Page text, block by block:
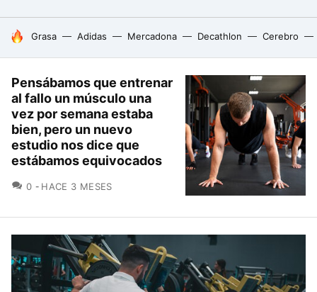
HOY SE HABLA DE
Grasa Adidas Mercadona Decathlon Cerebro
Pensábamos que entrenar
al fallo un músculo una
vez por semana estaba
bien, pero un nuevo
estudio nos dice que
estábamos equivocados
0 COMENTARIOS
HACE 3 MESES